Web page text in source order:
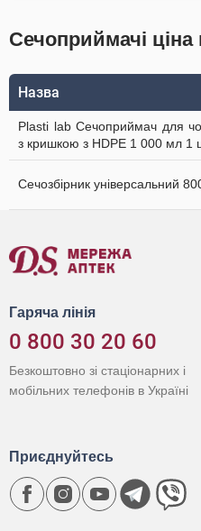
Сечоприймачі ціна
Назва
Plasti lab Сечоприймач для
з кришкою з HDPE 1 000 мл 1
Сечозбірник універсальний
Гаряча лінія
0 800 30 20 60
Безкоштовно зі стаціонарних і
мобільних телефонів в Україні
Приєднуйтесь